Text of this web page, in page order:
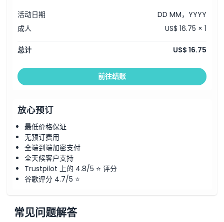
活动日期
DD MM，YYYY
成人
US$ 16.75 × 1
总计 US$ 16.75
前往结账
放心预订
最低价格保证
无预订费用
全端到端加密支付
全天候客户支持
Trustpilot 上的 4.8/5 ⭐ 评分
谷歌评分 4.7/5 ⭐
常见问题解答